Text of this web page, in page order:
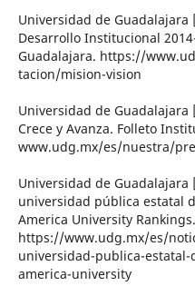
Universidad de Guadalajara
Desarrollo Institucional
Guadalajara. https://
tacion/mision-vision
Universidad de Guadalajara
Crece y Avanza. Folleto
www.udg.mx/es/nuestra/
Universidad de Guadalajara
universidad pública estatal
America University Rankings.
https://www.udg.mx/es/
universidad-publica-
america-university